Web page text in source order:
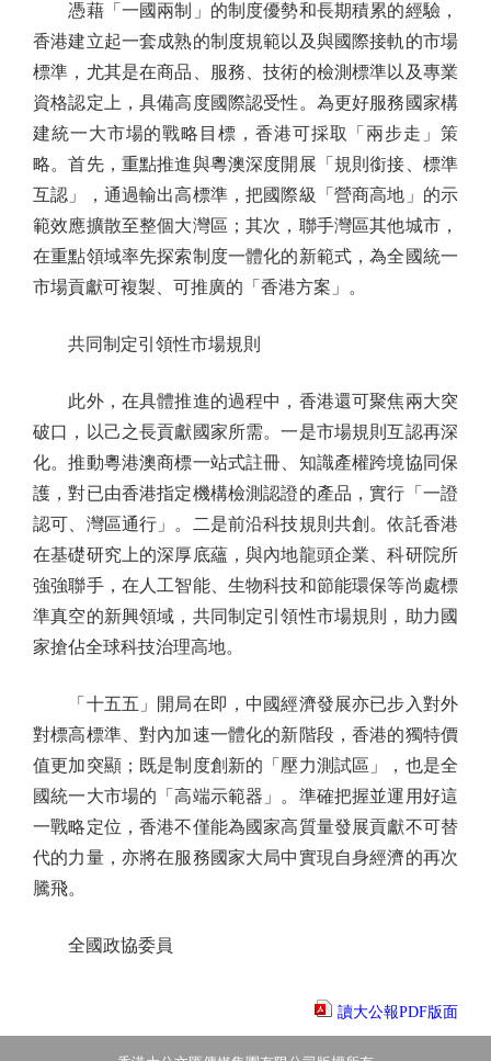
憑藉「一國兩制」的制度優勢和長期積累的經驗，
香港建立起一套成熟的制度規範以及與國際接軌的市場
標準，尤其是在商品、服務、技術的檢測標準以及專業
資格認定上，具備高度國際認受性。為更好服務國家構
建統一大市場的戰略目標，香港可採取「兩步走」策
略。首先，重點推進與粵澳深度開展「規則銜接、標準
互認」，通過輸出高標準，把國際級「營商高地」的示
範效應擴散至整個大灣區；其次，聯手灣區其他城市，
在重點領域率先探索制度一體化的新範式，為全國統一
市場貢獻可複製、可推廣的「香港方案」。
共同制定引領性市場規則
此外，在具體推進的過程中，香港還可聚焦兩大突
破口，以己之長貢獻國家所需。一是市場規則互認再深
化。推動粵港澳商標一站式註冊、知識產權跨境協同保
護，對已由香港指定機構檢測認證的產品，實行「一證
認可、灣區通行」。二是前沿科技規則共創。依託香港
在基礎研究上的深厚底蘊，與內地龍頭企業、科研院所
強強聯手，在人工智能、生物科技和節能環保等尚處標
準真空的新興領域，共同制定引領性市場規則，助力國
家搶佔全球科技治理高地。
「十五五」開局在即，中國經濟發展亦已步入對外
對標高標準、對內加速一體化的新階段，香港的獨特價
值更加突顯；既是制度創新的「壓力測試區」，也是全
國統一大市場的「高端示範器」。準確把握並運用好這
一戰略定位，香港不僅能為國家高質量發展貢獻不可替
代的力量，亦將在服務國家大局中實現自身經濟的再次
騰飛。
全國政協委員
讀大公報PDF版面